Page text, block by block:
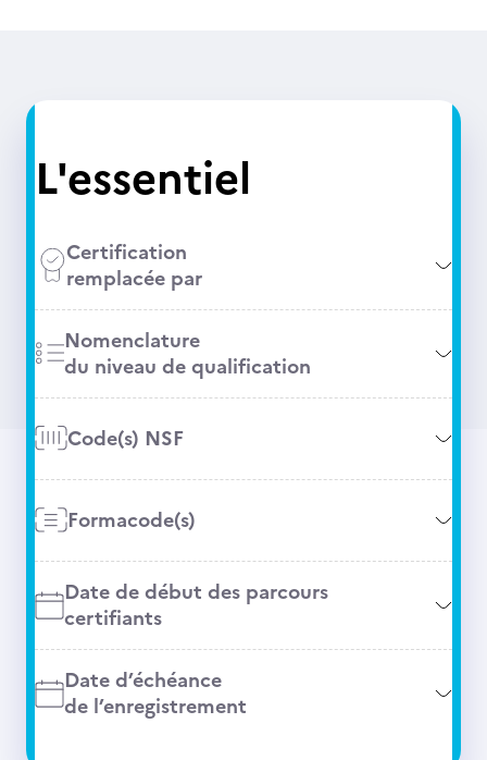
L'essentiel
Certification
remplacée par
Nomenclature
du niveau de qualification
Code(s) NSF
Formacode(s)
Date de début des parcours
certifiants
Date d’échéance
de l’enregistrement